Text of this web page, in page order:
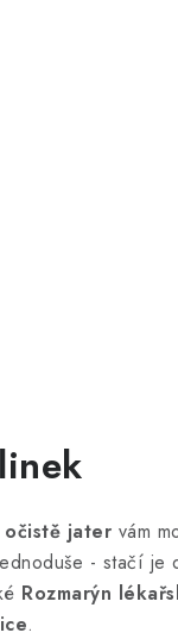
očistě jater vám
- stačí
Rozmarýn
.